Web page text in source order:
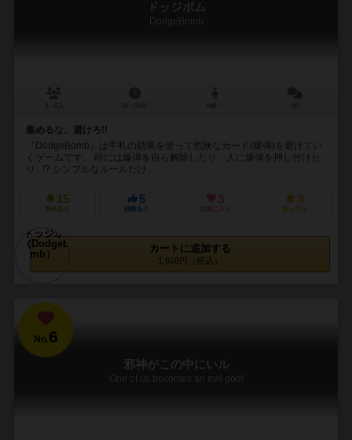
ドッジボム
DodgeBomb
集めるな、避けろ!!
『DodgeBomb』は手札の効果を使って危険なカード(爆弾)を避けてい
くゲームです。 時には爆弾を自ら解除したり、人に爆弾を押し付けた
り...!? シンプルなルールだけ...
15
興味あり
5
経験あり
3
お気に入り
8
持ってる
カートに追加する
1,650円（税込）
No.6
邪神がこの中にいル
One of us becomes an evil god!